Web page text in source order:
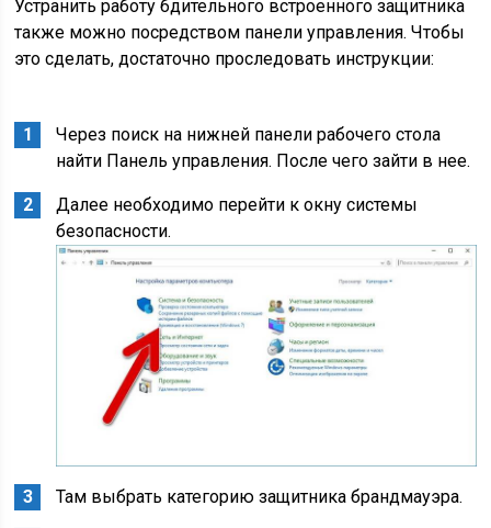
Устранить работу бдительного встроенного защитника
также можно посредством панели управления. Чтобы
это сделать, достаточно проследовать инструкции:
Через поиск на нижней панели рабочего стола
найти Панель управления. После чего зайти в нее.
Далее необходимо перейти к окну системы
безопасности.
Там выбрать категорию защитника брандмауэра.